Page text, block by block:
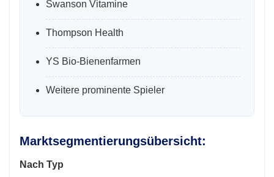
Swanson Vitamine
Thompson Health
YS Bio-Bienenfarmen
Weitere prominente Spieler
Marktsegmentierungsübersicht:
Nach Typ